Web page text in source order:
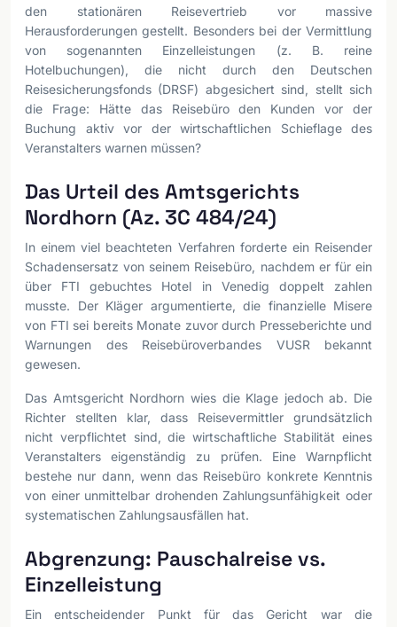
den stationären Reisevertrieb vor massive
Herausforderungen gestellt. Besonders bei der Vermittlung
von sogenannten Einzelleistungen (z. B. reine
Hotelbuchungen), die nicht durch den Deutschen
Reisesicherungsfonds (DRSF) abgesichert sind, stellt sich
die Frage: Hätte das Reisebüro den Kunden vor der
Buchung aktiv vor der wirtschaftlichen Schieflage des
Veranstalters warnen müssen?
Das Urteil des Amtsgerichts
Nordhorn (Az. 3C 484/24)
In einem viel beachteten Verfahren forderte ein Reisender
Schadensersatz von seinem Reisebüro, nachdem er für ein
über FTI gebuchtes Hotel in Venedig doppelt zahlen
musste. Der Kläger argumentierte, die finanzielle Misere
von FTI sei bereits Monate zuvor durch Presseberichte und
Warnungen des Reisebüroverbandes VUSR bekannt
gewesen.
Das Amtsgericht Nordhorn wies die Klage jedoch ab. Die
Richter stellten klar, dass Reisevermittler grundsätzlich
nicht verpflichtet sind, die wirtschaftliche Stabilität eines
Veranstalters eigenständig zu prüfen. Eine Warnpflicht
bestehe nur dann, wenn das Reisebüro konkrete Kenntnis
von einer unmittelbar drohenden Zahlungsunfähigkeit oder
systematischen Zahlungsausfällen hat.
Abgrenzung: Pauschalreise vs.
Einzelleistung
Ein entscheidender Punkt für das Gericht war die